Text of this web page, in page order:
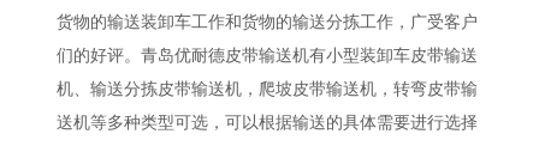
货物的输送装卸车工作和货物的输送分拣工作，广受客户
们的好评。青岛优耐德皮带输送机有小型装卸车皮带输送
机、 输送分拣皮带输送机， 爬坡皮带输送机， 转弯皮带输
送机等多种类型可选，可以根据输送的具体需要进行选择